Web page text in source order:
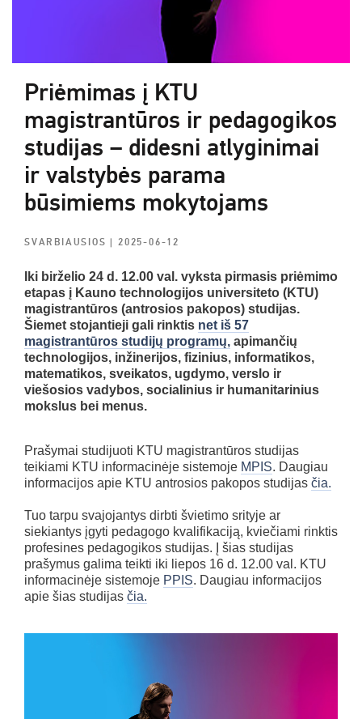
Priėmimas į KTU
magistrantūros ir pedagogikos
studijas – didesni atlyginimai
ir valstybės parama
būsimiems mokytojams
SVARBIAUSIOS| 2025-06-12
Iki birželio 24 d. 12.00 val. vyksta pirmasis priėmimo
etapas į Kauno technologijos universiteto (KTU)
magistrantūros (antrosios pakopos) studijas.
Šiemet stojantieji gali rinktis net iš 57
magistrantūros studijų programų, apimančių
technologijos, inžinerijos, fizinius, informatikos,
matematikos, sveikatos, ugdymo, verslo ir
viešosios vadybos, socialinius ir humanitarinius
mokslus bei menus.
Prašymai studijuoti KTU magistrantūros studijas
teikiami KTU informacinėje sistemoje MPIS. Daugiau
informacijos apie KTU antrosios pakopos studijas čia.
Tuo tarpu svajojantys dirbti švietimo srityje ar
siekiantys įgyti pedagogo kvalifikaciją, kviečiami rinktis
profesines pedagogikos studijas. Į šias studijas
prašymus galima teikti iki liepos 16 d. 12.00 val. KTU
informacinėje sistemoje PPIS. Daugiau informacijos
apie šias studijas čia.